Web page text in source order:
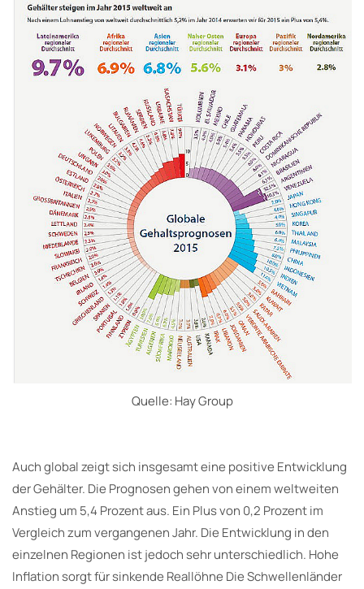
Quelle: Hay Group
Auch global zeigt sich insgesamt eine positive Entwicklung
der Gehälter. Die Prognosen gehen von einem weltweiten
Anstieg um 5,4 Prozent aus. Ein Plus von 0,2 Prozent im
Vergleich zum vergangenen Jahr. Die Entwicklung in den
einzelnen Regionen ist jedoch sehr unterschiedlich. Hohe
Inflation sorgt für sinkende Reallöhne Die Schwellenländer